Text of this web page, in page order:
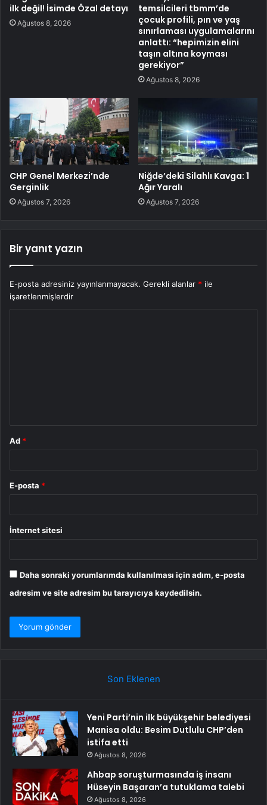
ilk değil! İsimde Özal detayı
Ağustos 8, 2026
temsilcileri tbmm’de
çocuk profili, pın ve yaş
sınırlaması uygulamalarını
anlattı: “hepimizin elini
taşın altına koyması
gerekiyor”
Ağustos 8, 2026
CHP Genel Merkezi’nde
Gerginlik
Ağustos 7, 2026
Niğde’deki Silahlı Kavga: 1
Ağır Yaralı
Ağustos 7, 2026
Bir yanıt yazın
E-posta adresiniz yayınlanmayacak. Gerekli alanlar * ile
işaretlenmişlerdir
Ad *
E-posta *
İnternet sitesi
Daha sonraki yorumlarımda kullanılması için adım, e-posta
adresim ve site adresim bu tarayıcıya kaydedilsin.
Son Eklenen
Yeni Parti’nin ilk büyükşehir belediyesi
Manisa oldu: Besim Dutlulu CHP’den
istifa etti
Ağustos 8, 2026
Ahbap soruşturmasında iş insanı
Hüseyin Başaran’a tutuklama talebi
Ağustos 8, 2026